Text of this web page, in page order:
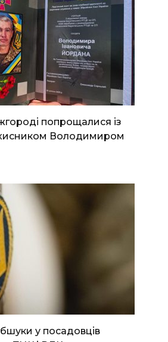
попрощалися із
Володимиром
у посадовців